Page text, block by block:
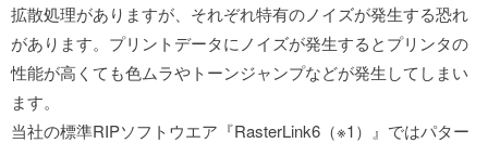
拡散処理がありますが、それぞれ特有のノイズが発生する恐れ
があります。プリントデータにノイズが発生するとプリンタの
性能が高くても色ムラやトーンジャンプなどが発生してしまい
ます。
当社の標準RIPソフトウエア『RasterLink6（※1）』ではパター